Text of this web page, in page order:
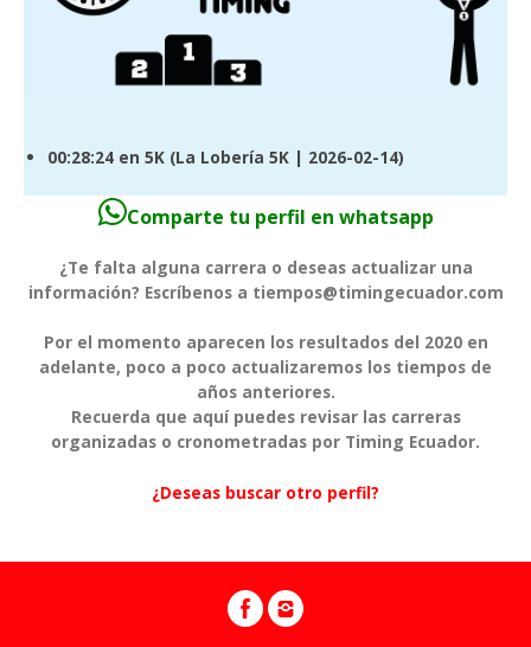
00:28:24 en 5K (La Lobería 5K | 2026-02-14)
Comparte tu perfil en whatsapp
¿Te falta alguna carrera o deseas actualizar una
información? Escríbenos a tiempos@timingecuador.com
Por el momento aparecen los resultados del 2020 en
adelante, poco a poco actualizaremos los tiempos de
años anteriores.
Recuerda que aquí puedes revisar las carreras
organizadas o cronometradas por Timing Ecuador.
¿Deseas buscar otro perfil?